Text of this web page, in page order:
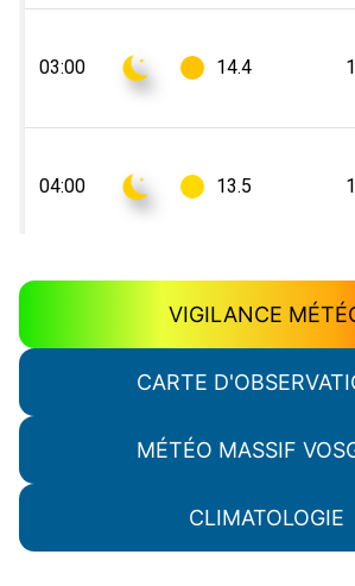
VIGILANCE
CARTE
MÉTÉO MASSIF
CLIMATOLOGIE